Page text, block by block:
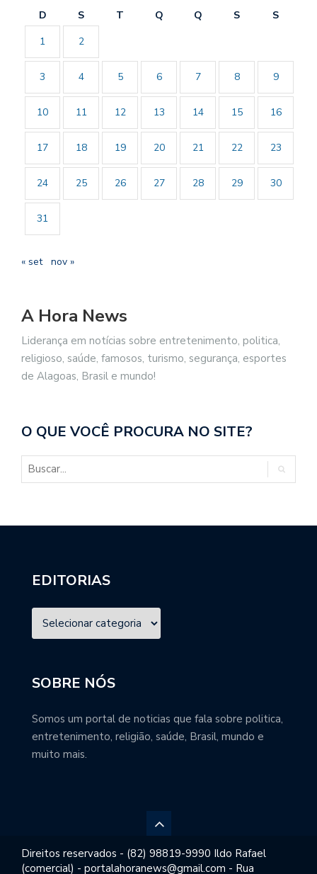
D S T Q Q S
S
1
2
3 4 5 6 7 8 9
10 11 12 13 14 15 16
17 18 19 20 21 22 23
24 25 26 27 28 29 30
31
« set nov »
A Hora News
Liderança em notícias sobre entretenimento, politica,
religioso, saúde, famosos, turismo, segurança, esportes
de Alagoas, Brasil e mundo!
O QUE VOCÊ PROCURA NO SITE?
EDITORIAS
SOBRE NÓS
Somos um portal de noticias que fala sobre politica,
entretenimento, religião, saúde, Brasil, mundo e
muito mais.
Direitos reservados - (82) 98819-9990 Ildo Rafael
(comercial) - portalahoranews@gmail.com - Rua